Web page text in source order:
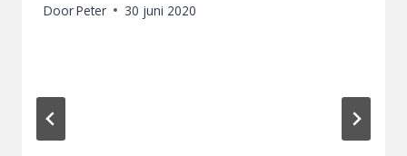
DoorPeter 30 juni 2020